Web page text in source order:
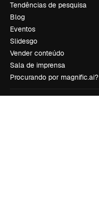
Tendências de pesquisa
Blog
Eventos
Slidesgo
Vender conteúdo
Sala de imprensa
Procurando por magnific.ai?